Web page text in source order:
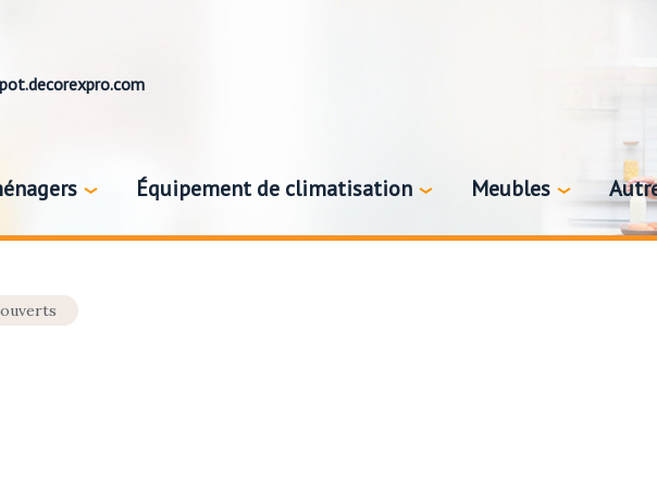
Équipement de climatisation Meubles